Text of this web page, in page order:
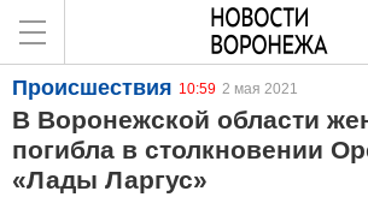
Происшествия 10:59 2 мая 2021
В Воронежской области
погибла в столкновении
«Лады Ларгус»